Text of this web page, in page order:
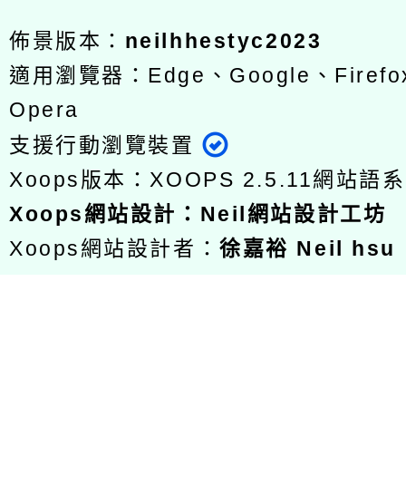
佈景版本： neilhhestyc2023
適用瀏覽器：Edge、Google、
Opera
支援行動瀏覽裝置
Xoops版本：XOOPS 2.5.11網站語
Xoops網站設計 ： Neil網站設計工坊
Xoops網站設計者：徐嘉裕 Neil hsu